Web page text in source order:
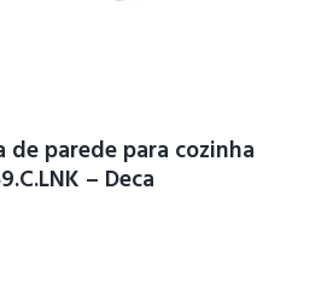
de parede para cozinha
– Deca